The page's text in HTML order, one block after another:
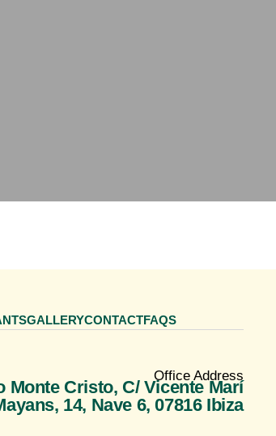
GALLERYCONTACTFAQS
Office Address
Monte Cristo, C/ Vicente Marí
14, Nave 6, 07816 Ibiza